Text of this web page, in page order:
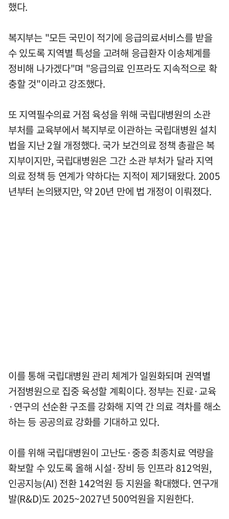
했다.
복지부는 "모든 국민이 적기에 응급의료서비스를 받을
수 있도록 지역별 특성을 고려해 응급환자 이송체계를
정비해 나가겠다"며 "응급의료 인프라도 지속적으로 확
충할 것"이라고 강조했다.
또 지역필수의료 거점 육성을 위해 국립대병원의 소관
부처를 교육부에서 복지부로 이관하는 국립대병원 설치
법을 지난 2월 개정했다. 국가 보건의료 정책 총괄은 복
지부이지만, 국립대병원은 그간 소관 부처가 달라 지역
의료 정책 등 연계가 약하다는 지적이 제기돼왔다. 2005
년부터 논의됐지만, 약 20년 만에 법 개정이 이뤄졌다.
이를 통해 국립대병원 관리 체계가 일원화되며 권역별
거점병원으로 집중 육성할 계획이다. 정부는 진료·교육
·연구의 선순환 구조를 강화해 지역 간 의료 격차를 해소
하는 등 공공의료 강화를 기대하고 있다.
이를 위해 국립대병원이 고난도·중증 최종치료 역량을
확보할 수 있도록 올해 시설·장비 등 인프라 812억원,
인공지능(AI) 전환 142억원 등 지원을 확대했다. 연구개
발(R&D)도 2025~2027년 500억원을 지원한다.